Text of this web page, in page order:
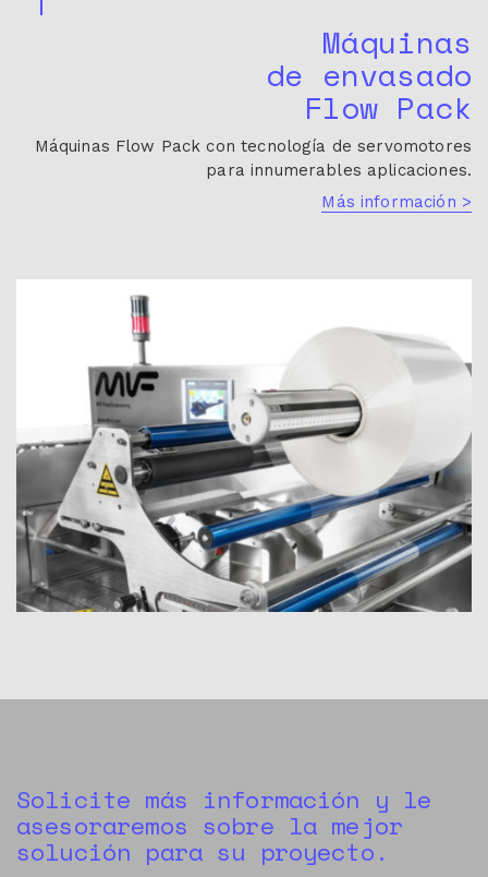
Máquinas
de envasado
Flow Pack
Máquinas Flow Pack con tecnología de servomotores
para innumerables aplicaciones.
Más información >
Solicite más información y le
asesoraremos sobre la mejor
solución para su proyecto.